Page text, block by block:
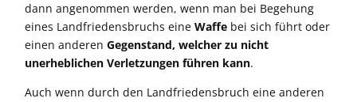
dann angenommen werden, wenn man bei Begehung
eines Landfriedensbruchs eineWaffe bei sich führt oder
einen anderenGegenstand, welcher zu nicht
unerheblichen Verletzungen führen kann.
Auch wenn durch den Landfriedensbruch eine anderen